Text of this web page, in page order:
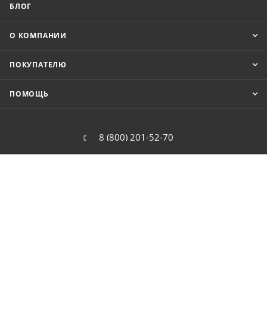
БЛОГ
О КОМПАНИИ
ПОКУПАТЕЛЮ
ПОМОЩЬ
8 (800) 201-52-70
order@cit.ru